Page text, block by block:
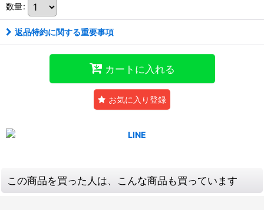
数量:
返品特約に関する重要事項
カートに入れる
お気に入り登録
この商品を買った人は、こんな商品も買っています